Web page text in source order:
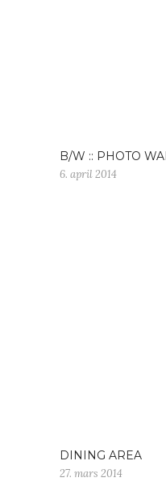
B/W :: PHOTO
6. april 2014
DINING AREA
27. mars 2014